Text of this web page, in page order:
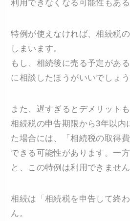
利用できなくなる可能性もある
特例が使えなければ、相続税
しまいます。
もし、相続後に売る予定があ
に相談したほうがいいでしょう
また、遅すぎるとデメリットも
相続税の申告期限から3年以内
た場合には、「相続税の取得
できる可能性があります。一
と、この特例は利用できません
相続は「相続税を申告して終
ん。